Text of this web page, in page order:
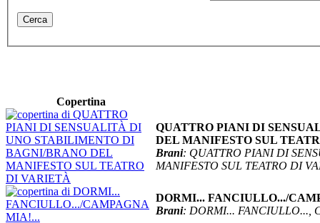
Copertina
QUATTRO PIANI DI
DEL MANIFESTO SUL
Brani: QUATTRO PIANI DI
MANIFESTO SUL TEATRO DI
DORMI... FANCIULLO.../
Brani: DORMI... FANCIULLO...,